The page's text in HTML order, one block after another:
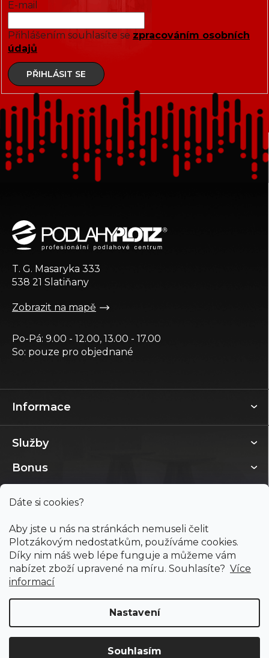
Dáte si cookies?
Aby jste u nás na stránkách nemuseli čelit
Plotzákovým nedostatkům, používáme cookies.
Díky nim náš web lépe funguje a můžeme vám
nabízet zboží upravené na míru. Souhlasíte? Více
informací
Nastavení
Souhlasím
E-mail
Přihlášením souhlasíte se zpracováním osobních
údajů
PŘIHLÁSIT SE
Informace
Služby
Bonus
T. G. Masaryka 333
538 21 Slatiňany
Zobrazit na mapě
Po-Pá: 9.00 - 12.00, 13.00 - 17.00
So: pouze pro objednané
Copyright 2026PODLAHY PLOTZ s.r.o.. Všechna práva